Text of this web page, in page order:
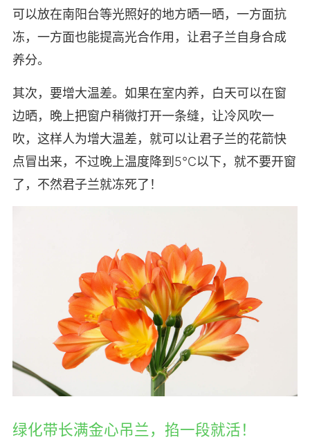
可以放在南阳台等光照好的地方晒一晒，一方面抗
冻，一方面也能提高光合作用，让君子兰自身合成
养分。
其次，要增大温差。如果在室内养，白天可以在窗
边晒，晚上把窗户稍微打开一条缝，让冷风吹一
吹，这样人为增大温差，就可以让君子兰的花箭快
点冒出来，不过晚上温度降到5℃以下，就不要开窗
了，不然君子兰就冻死了！
绿化带长满金心吊兰，掐一段就活！